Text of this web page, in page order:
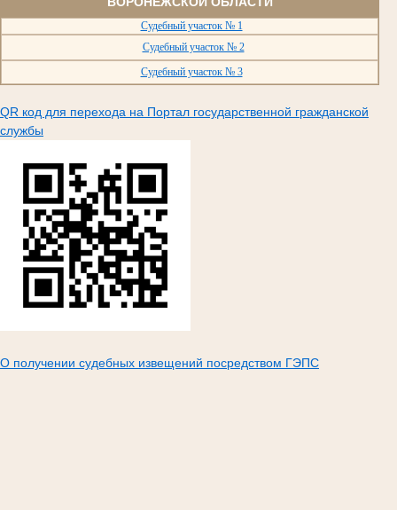
Судебный участок № 1
Судебный участок № 2
Судебный участок № 3
QR код для перехода на Портал государственной гражданской
службы
О получении судебных извещений посредством ГЭПС